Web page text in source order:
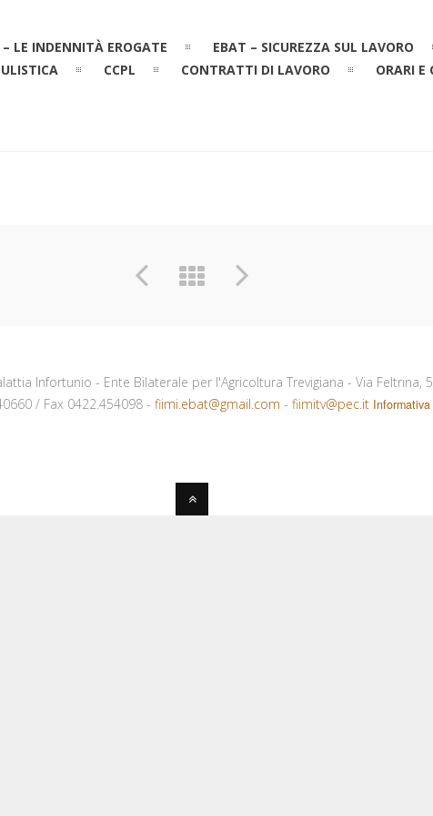
LE INDENNITÀ EROGATE EBAT – SICUREZZA SUL LAVORO
CCPL CONTRATTI DI LAVORO ORARI
TIME IS NOTHING
Infortunio - Ente Bilaterale per l'Agricoltura Trevigiana - Via Feltrina,
/ Fax 0422.454098 - fiimi.ebat@gmail.com - fiimitv@pec.it